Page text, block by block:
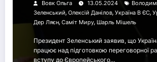
Вовк Ольга 13.05.2024
Зеленський, Олексій Данілов, Україна В ЄС,
Дер Ляєн, Саміт Миру, Шарль Мішель
Президент Зеленський заявив, що
працює над підготовкою переговорної
вступу до Європейського…